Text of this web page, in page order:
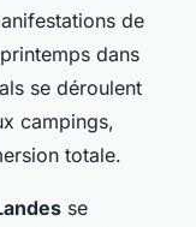
de
dans
se déroulent
campings,
totale.
se